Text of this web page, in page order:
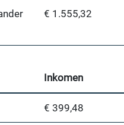
€ 1.555,32
Inkomen
€ 399,48